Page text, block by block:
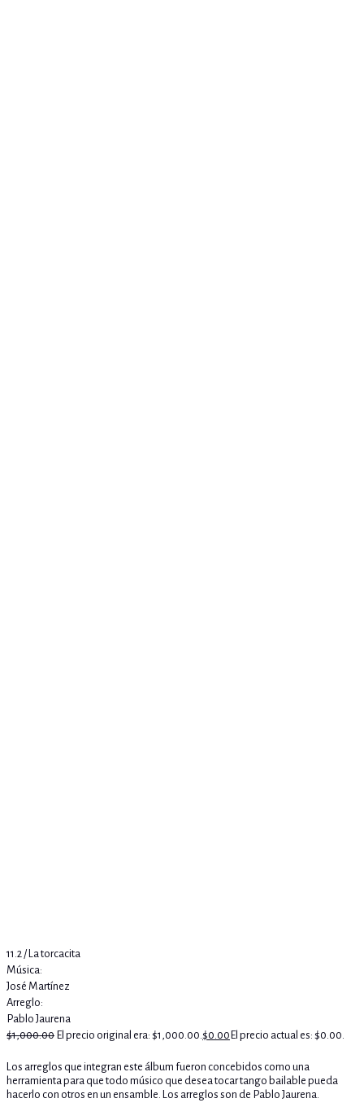
11.2 / La torcacita
Música:
José Martínez
Arreglo:
Pablo Jaurena
$1,000.00 El precio original era: $1,000.00.$0.00 El precio actual es: $0.00.
Los arreglos que integran este álbum fueron concebidos como una
herramienta para que todo músico que desea tocar tango bailable pueda
hacerlo con otros en un ensamble. Los arreglos son de Pablo Jaurena.